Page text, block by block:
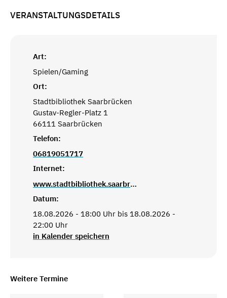
VERANSTALTUNGSDETAILS
Art:
Spielen/Gaming
Ort:
Stadtbibliothek Saarbrücken
Gustav-Regler-Platz 1
66111 Saarbrücken
Telefon:
06819051717
Internet:
www.stadtbibliothek.saarbruecken.de
Datum:
18.08.2026 - 18:00 Uhr bis 18.08.2026 -
22:00 Uhr
in Kalender speichern
Weitere Termine